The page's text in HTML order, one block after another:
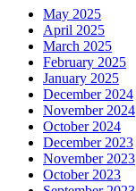
May 2025
April 2025
March 2025
February 2025
January 2025
December 2024
November 2024
October 2024
December 2023
November 2023
October 2023